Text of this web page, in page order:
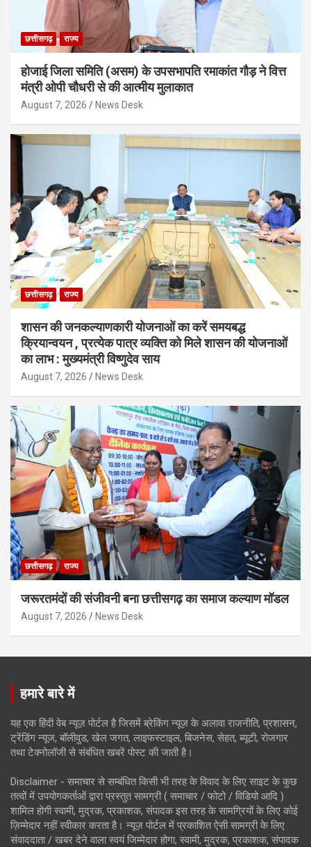
छत्तीसगढ़ राज्य
होजाई जिला समिति (असम) के उपसभापति रमाकांत गौड़ ने वित्त
मंत्री ओपी चौधरी से की आत्मीय मुलाकात
August 7, 2026 News Desk
छत्तीसगढ़ राज्य
शासन की जनकल्याणकारी योजनाओं का करें समयबद्ध
क्रियान्वयन , प्रत्येक पात्र व्यक्ति को मिले शासन की योजनाओं
का लाभ : मुख्यमंत्री विष्णुदेव साय
August 7, 2026 News Desk
छत्तीसगढ़ राज्य
जरूरतमंदों की संजीवनी बना छत्तीसगढ़ का समाज कल्याण मॉडल
August 7, 2026 News Desk
हमारे बारे में
यह एक हिंदी वेब न्यूज़ पोर्टल है जिसमें ब्रेकिंग न्यूज़ के अलावा राजनीति, प्रशासन,
ट्रेंडिंग न्यूज, बॉलीवुड, खेल जगत, लाइफस्टाइल, बिजनेस, सेहत, ब्यूटी, रोजगार
तथा टेक्नोलॉजी से संबंधित खबरें पोस्ट की जाती है।
Disclaimer - समाचार से सम्बंधित किसी भी तरह के विवाद के लिए साइट के कुछ
तत्वों में उपयोगकर्ताओं द्वारा प्रस्तुत सामग्री ( समाचार / फोटो / विडियो आदि )
शामिल होगी स्वामी, मुद्रक, प्रकाशक, संपादक इस तरह के सामग्रियों के लिए कोई
ज़िम्मेदार नहीं स्वीकार करता है। न्यूज़ पोर्टल में प्रकाशित ऐसी सामग्री के लिए
संवाददाता / खबर देने वाला स्वयं जिम्मेदार होगा, स्वामी, मुद्रक, प्रकाशक, संपादक